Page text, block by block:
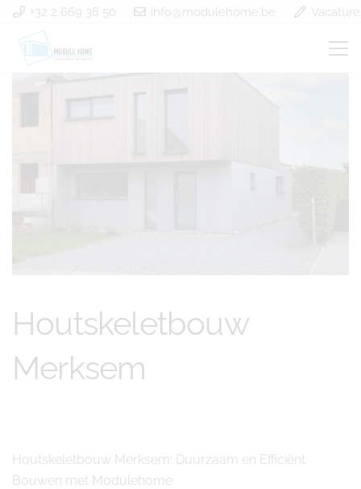
+32 2 669 36 50 info@modulehome.be
Houtskeletbouw
Merksem
Houtskeletbouw Merksem: Duurzaam en Efficiënt
Bouwen met Modulehome